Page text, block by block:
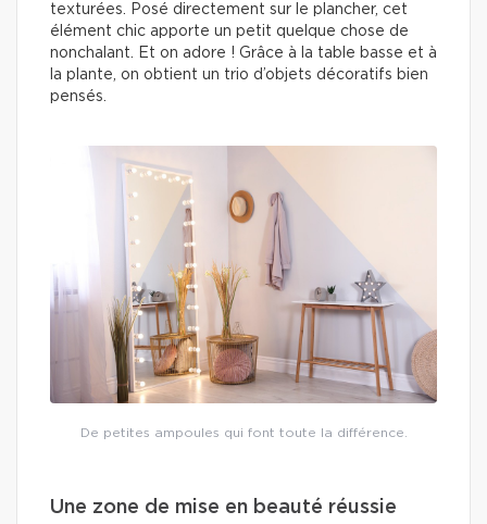
texturées. Posé directement sur le plancher, cet
élément chic apporte un petit quelque chose de
nonchalant. Et on adore ! Grâce à la table basse et à
la plante, on obtient un trio d’objets décoratifs bien
pensés.
De petites ampoules qui font toute la différence.
Une zone de mise en beauté réussie